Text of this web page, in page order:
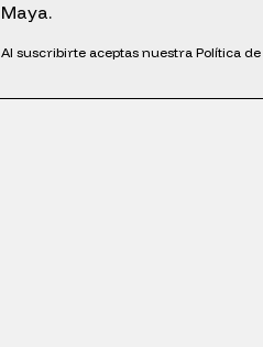
Maya.
Al suscribirte aceptas nuestra Política